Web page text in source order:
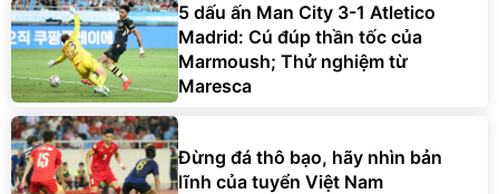
5 dấu ấn Man City 3-1 Atletico
Madrid: Cú đúp thần tốc của
Marmoush; Thử nghiệm từ
Maresca
Đừng đá thô bạo, hãy nhìn bản
lĩnh của tuyển Việt Nam